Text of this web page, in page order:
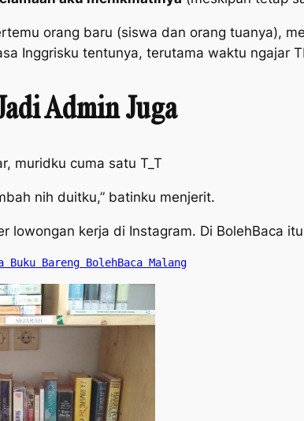
orang baru (siswa dan orang tuanya),
Inggrisku tentunya, terutama waktu ngajar
Admin Juga
muridku cuma satu T_T
nih duitku,” batinku menjerit.
lowongan kerja di Instagram. Di BolehBaca
Buku Bareng BolehBaca Malang